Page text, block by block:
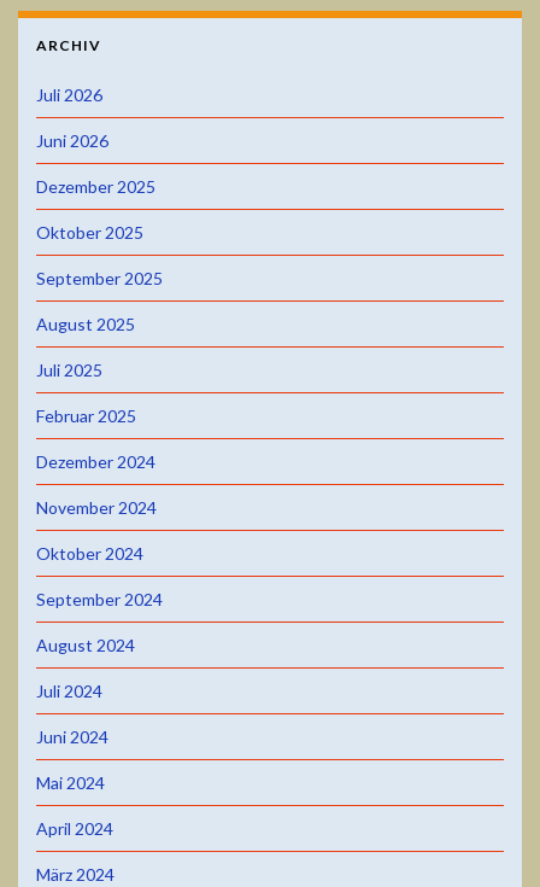
ARCHIV
Juli 2026
Juni 2026
Dezember 2025
Oktober 2025
September 2025
August 2025
Juli 2025
Februar 2025
Dezember 2024
November 2024
Oktober 2024
September 2024
August 2024
Juli 2024
Juni 2024
Mai 2024
April 2024
März 2024